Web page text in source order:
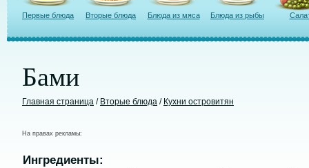
Первые блюда Вторые блюда Блюда из мяса Блюда из рыбы
Бами
Главная страница / Вторые блюда / Кухни островитян
На правах рекламы:
Ингредиенты: